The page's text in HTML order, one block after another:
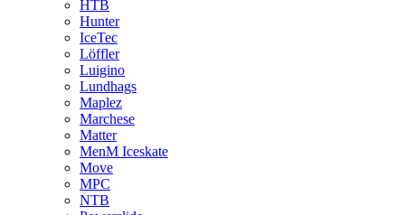
HTB
Hunter
IceTec
Löffler
Luigino
Lundhags
Maplez
Marchese
Matter
MenM Iceskate
Move
MPC
NTB